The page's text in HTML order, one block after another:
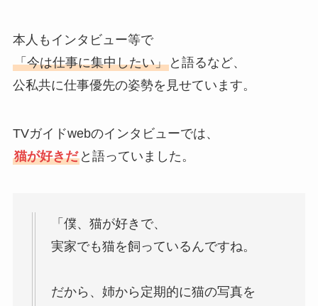
本人もインタビュー等で
「今は仕事に集中したい」と語るなど、
公私共に仕事優先の姿勢を見せています。
TVガイドwebのインタビューでは、
猫が好きだと語っていました。
「僕、猫が好きで、
実家でも猫を飼っているんですね。
だから、姉から定期的に猫の写真を